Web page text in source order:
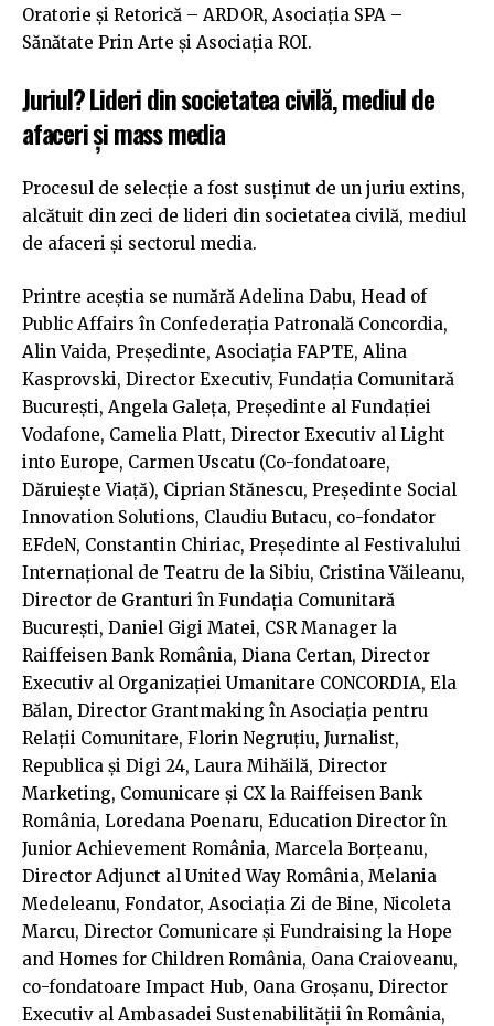
Oratorie și Retorică – ARDOR, Asociația SPA –
Sănătate Prin Arte și Asociația ROI.
Juriul? Lideri din societatea civilă, mediul de
afaceri și mass media
Procesul de selecție a fost susținut de un juriu extins,
alcătuit din zeci de lideri din societatea civilă, mediul
de afaceri și sectorul media.
Printre aceștia se numără Adelina Dabu, Head of
Public Affairs în Confederația Patronală Concordia,
Alin Vaida, Președinte, Asociația FAPTE, Alina
Kasprovski, Director Executiv, Fundația Comunitară
București, Angela Galeța, Președinte al Fundației
Vodafone, Camelia Platt, Director Executiv al Light
into Europe, Carmen Uscatu (Co-fondatoare,
Dăruiește Viață), Ciprian Stănescu, Președinte Social
Innovation Solutions, Claudiu Butacu, co-fondator
EFdeN, Constantin Chiriac, Președinte al Festivalului
Internațional de Teatru de la Sibiu, Cristina Văileanu,
Director de Granturi în Fundația Comunitară
București, Daniel Gigi Matei, CSR Manager la
Raiffeisen Bank România, Diana Certan, Director
Executiv al Organizației Umanitare CONCORDIA, Ela
Bălan, Director Grantmaking în Asociația pentru
Relații Comunitare, Florin Negruțiu, Jurnalist,
Republica și Digi 24, Laura Mihăilă, Director
Marketing, Comunicare și CX la Raiffeisen Bank
România, Loredana Poenaru, Education Director în
Junior Achievement România, Marcela Borțeanu,
Director Adjunct al United Way România, Melania
Medeleanu, Fondator, Asociația Zi de Bine, Nicoleta
Marcu, Director Comunicare și Fundraising la Hope
and Homes for Children România, Oana Craioveanu,
co-fondatoare Impact Hub, Oana Groșanu, Director
Executiv al Ambasadei Sustenabilității în România,